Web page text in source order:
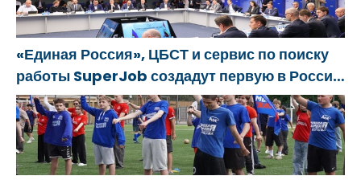
«Единая Россия», ЦБСТ и сервис по поиску
работы SuperJob создадут первую в России
специализированную платформу для
трудоустройства ветеранов СВО